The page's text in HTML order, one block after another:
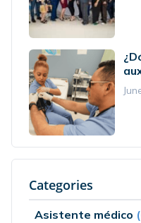
Categories
Asistente médico